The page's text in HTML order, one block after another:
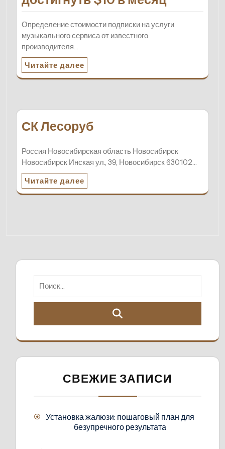
Определение стоимости подписки на услуги
музыкального сервиса от известного
производителя…
Читайте далее
СК Лесоруб
Россия Новосибирская область Новосибирск
Новосибирск Инская ул., 39, Новосибирск 630102…
Читайте далее
СВЕЖИЕ ЗАПИСИ
Установка жалюзи: пошаговый план для
безупречного результата